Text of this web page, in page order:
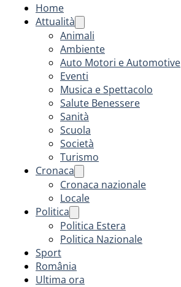
Home
Attualità
Animali
Ambiente
Auto Motori e Automotive
Eventi
Musica e Spettacolo
Salute Benessere
Sanità
Scuola
Società
Turismo
Cronaca
Cronaca nazionale
Locale
Politica
Politica Estera
Politica Nazionale
Sport
România
Ultima ora